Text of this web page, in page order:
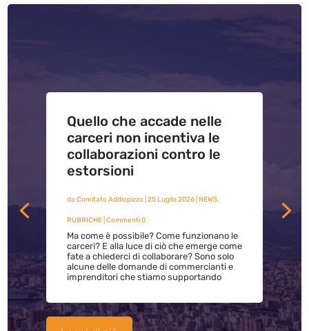
Quello che accade nelle
carceri non incentiva le
collaborazioni contro le
estorsioni
da Comitato Addiopizzo| 25 Luglio 2026| NEWS,
RUBRICHE| Commenti 0
Ma come è possibile? Come funzionano le
carceri? E alla luce di ciò che emerge come
fate a chiederci di collaborare? Sono solo
alcune delle domande di commercianti e
imprenditori che stiamo supportando